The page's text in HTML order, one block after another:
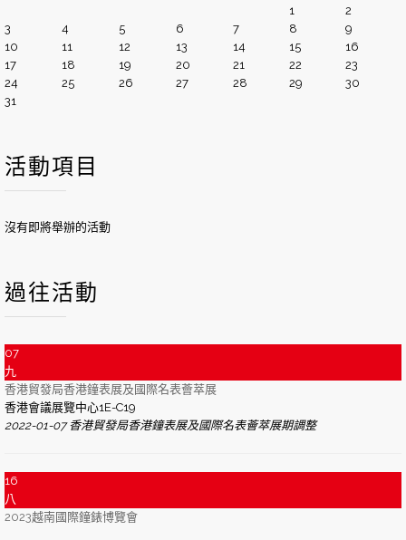
1
2
3
4 5 6 7 8
9
10
11 12 13 14 15
16
17
18 19 20 21 22
23
24
25 26 27 28 29
30
31
活動項目
沒有即將舉辦的活動
過往活動
07
九
香港貿發局香港鐘表展及國際名表薈萃展
香港會議展覽中心1E-C19
2022-01-07 香港貿發局香港鐘表展及國際名表薈萃展期調整
16
八
2023越南國際鐘錶博覽會